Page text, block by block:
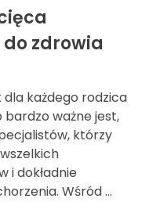
zdrowia
dla każdego rodzica
bardzo ważne jest,
którzy
i dokładnie
Wśród ...